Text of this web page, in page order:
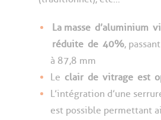
La masse d’aluminium
réduite de 40%,
à 87,8 mm
Le clair de vitrage est
L’intégration d’une
est possible permettant